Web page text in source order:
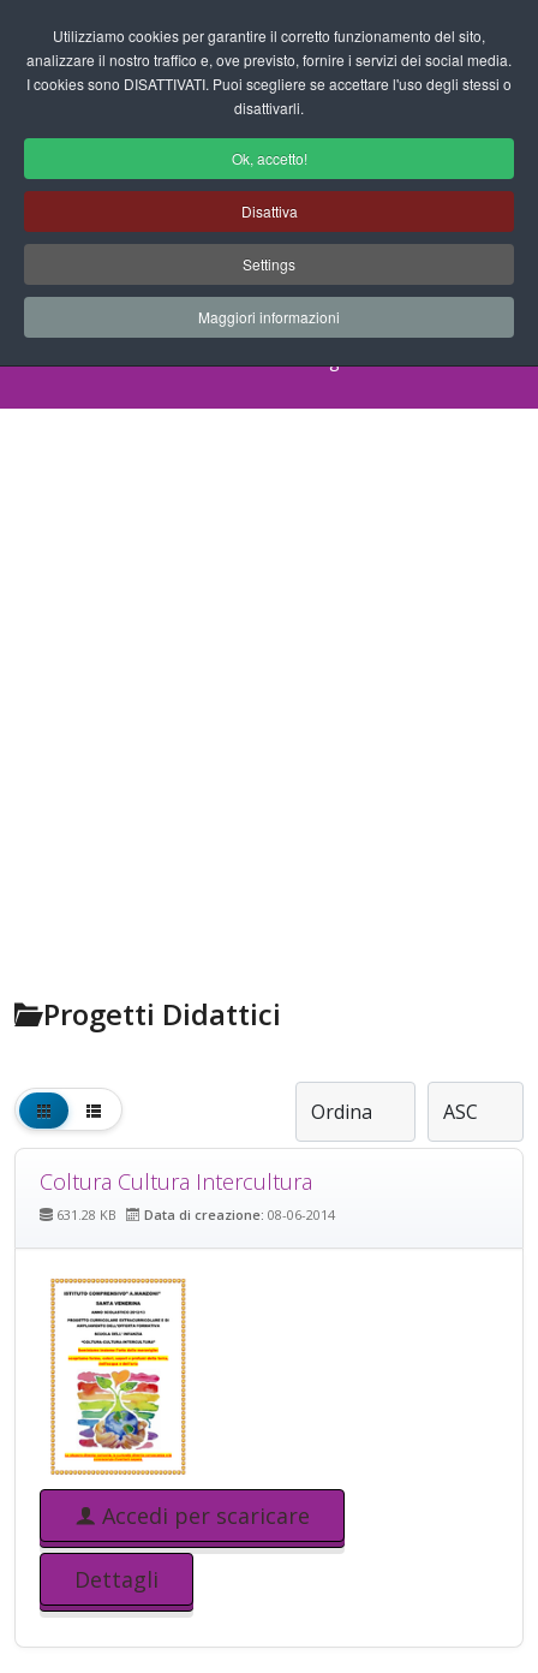
Utilizziamo cookies per garantire il corretto funzionamento del sito,
analizzare il nostro traffico e, ove previsto, fornire i servizi dei social media.
I cookies sono DISATTIVATI. Puoi scegliere se accettare l'uso degli stessi o
disattivarli.
Ok, accetto!
Disattiva
Settings
Maggiori informazioni
fas
Progetti Didattici per la Scuola
dell'Infanzia
Progetti Didattici, Disegni, Schede
Didattiche e tanto altro ancora.
Home Documenti Progetti Didattici
Progetti Didattici
Coltura Cultura Intercultura
631.28 KB Data di creazione: 08-06-2014
Accedi per scaricare
Dettagli